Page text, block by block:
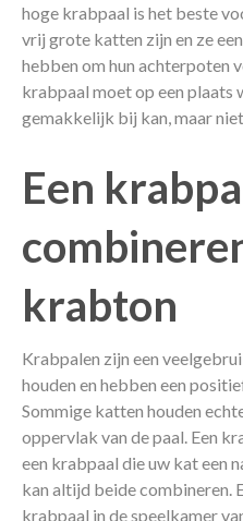
hoge krabpaal is het beste
vrij grote katten zijn en ze
hebben om hun achterpoten
krabpaal moet op een plaats
gemakkelijk bij kan, maar
Een
krabton
Krabpalen zijn een
houden en hebben een
Sommige katten houden
oppervlak van de paal. Een
een krabpaal die uw kat een
kan altijd beide combineren.
krabpaal in de speelkamer